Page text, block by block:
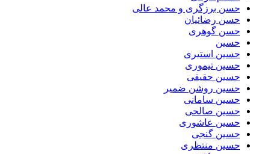
حسن برزگری و محمد عالی
حسن رضائیان
حسن گوهری
حسین
حسین استیری
حسین تیموری
حسین حقیقی
حسین روشن ضمیر
حسین سامانی
حسین صالحی
حسین عاشوری
حسین گنجی
حسین منتظری